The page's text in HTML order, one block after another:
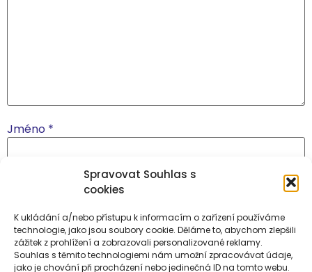
Spravovat Souhlas s
cookies
K ukládání a/nebo přístupu k informacím o zařízení používáme
technologie, jako jsou soubory cookie. Děláme to, abychom zlepšili
zážitek z prohlížení a zobrazovali personalizované reklamy.
Souhlas s těmito technologiemi nám umožní zpracovávat údaje,
jako je chování při procházení nebo jedinečná ID na tomto webu.
Jméno *
Webová stránka